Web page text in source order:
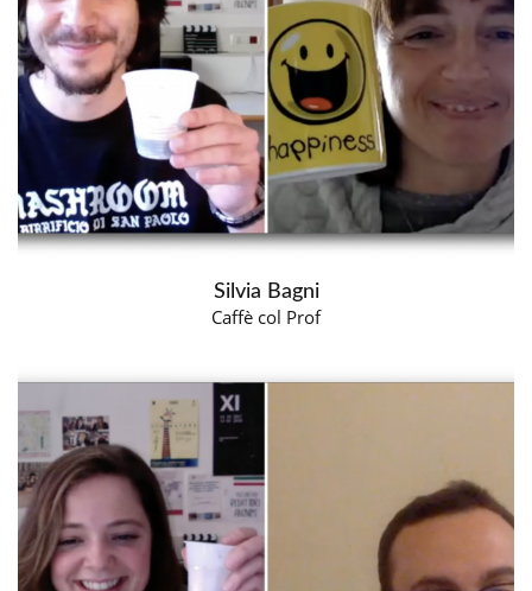
Silvia Bagni
Caffè col Prof